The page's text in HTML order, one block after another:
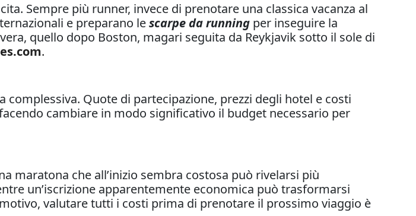
Sempre più runner, invece di prenotare una classica vacanza al
e preparano lescarpe da running per inseguire la
quello dopo Boston, magari seguita da Reykjavik sotto il sole di
.
complessiva. Quote di partecipazione, prezzi degli hotel e costi
cambiare in modo significativo il budget necessario per
maratona che all’inizio sembra costosa può rivelarsi più
un’iscrizione apparentemente economica può trasformarsi
valutare tutti i costi prima di prenotare il prossimo viaggio è